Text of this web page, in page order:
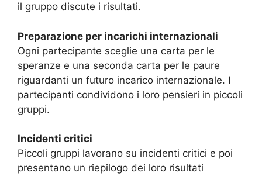
il gruppo discute i risultati.
Preparazione per incarichi internazionali
Ogni partecipante sceglie una carta per le
speranze e una seconda carta per le paure
riguardanti un futuro incarico internazionale. I
partecipanti condividono i loro pensieri in piccoli
gruppi.
Incidenti critici
Piccoli gruppi lavorano su incidenti critici e poi
presentano un riepilogo dei loro risultati